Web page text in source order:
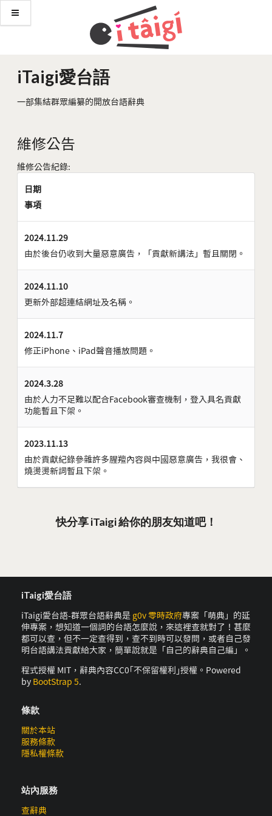
iTaigi愛台語
一部集結群眾編纂的開放台語辭典
維修公告
維修公告紀錄:
日期
事項
2024.11.29
由於後台仍收到大量惡意廣告，「貢獻新講法」暫且關閉。
2024.11.10
更新外部超連結網址及名稱。
2024.11.7
修正iPhone、iPad聲音播放問題。
2024.3.28
由於人力不足難以配合Facebook審查機制，登入具名貢獻
功能暫且下架。
2023.11.13
由於貢獻紀錄參雜許多腥羶內容與中國惡意廣告，我很會、
燒燙燙新詞暫且下架。
快分享 iTaigi 給你的朋友知道吧！
iTaigi愛台語
iTaigi愛台語-群眾台語辭典是 g0v 零時政府專案「萌典」的延
伸專案，想知道一個詞的台語怎麼說，來這裡查就對了！甚麼
都可以查，但不一定查得到，查不到時可以發問，或者自己發
明台語講法貢獻給大家，簡單說就是「自己的辭典自己編」。
程式授權 MIT，辭典內容CC0｢不保留權利｣授權。Powered
by BootStrap 5.
條款
關於本站
服務條款
隱私權條款
站內服務
查辭典